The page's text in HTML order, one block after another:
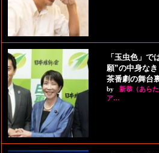
「玉虫色」で
願”の中身な
茶番劇の舞台
by
新恭（あら
ア…